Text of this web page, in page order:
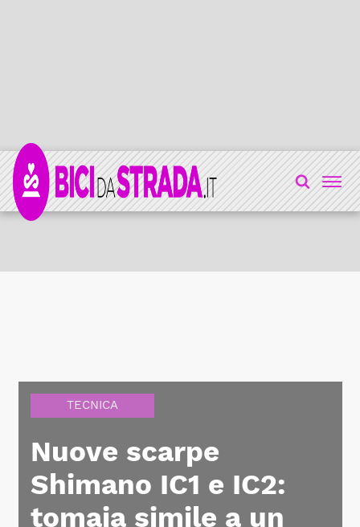
TECNICA
Nuove scarpe
Shimano IC1 e IC2:
tomaia simile a un